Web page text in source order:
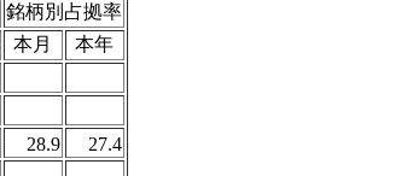
銘柄別占拠率
本月 本年
28.9 27.4